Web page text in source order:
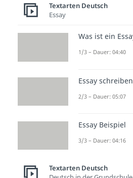
Beim
bei denen
als sonst
Die
für den
Textarten Deutsch
Essay
Was ist ein
1/3 – Dauer: 04:40
Essay schreiben
2/3 – Dauer: 05:07
Essay Beispiel
3/3 – Dauer: 04:16
Textarten Deutsch